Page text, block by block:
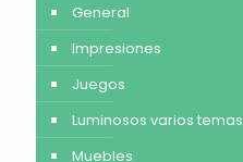
General
Impresiones
Juegos
Luminosos varios temas
Muebles